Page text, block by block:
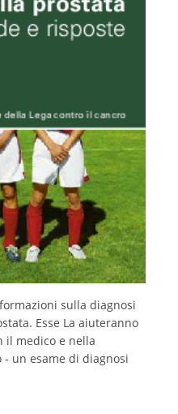
sulla diagnosi
Esse La aiuteranno
il medico e nella
un esame di diagnosi